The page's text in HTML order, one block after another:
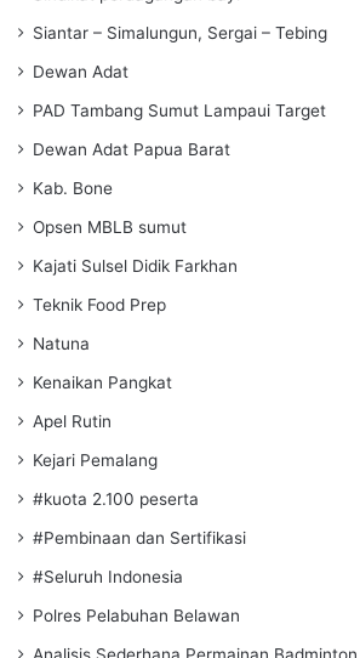
Siantar – Simalungun, Sergai – Tebing
Dewan Adat
PAD Tambang Sumut Lampaui Target
Dewan Adat Papua Barat
Kab. Bone
Opsen MBLB sumut
Kajati Sulsel Didik Farkhan
Teknik Food Prep
Natuna
Kenaikan Pangkat
Apel Rutin
Kejari Pemalang
#kuota 2.100 peserta
#Pembinaan dan Sertifikasi
#Seluruh Indonesia
Polres Pelabuhan Belawan